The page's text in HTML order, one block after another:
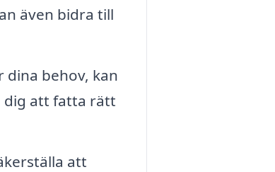
även bidra till
dina behov, kan
dig att fatta rätt
att